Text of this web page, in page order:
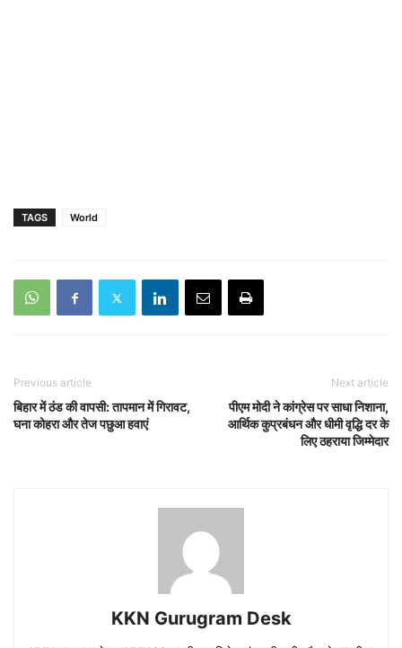
TAGS World
Previous article
बिहार में ठंड की वापसी: तापमान में गिरावट,
घना कोहरा और तेज पछुआ हवाएं
Next article
पीएम मोदी ने कांग्रेस पर साधा निशाना,
आर्थिक कुप्रबंधन और धीमी वृद्धि दर के
लिए ठहराया जिम्मेदार
KKN Gurugram Desk